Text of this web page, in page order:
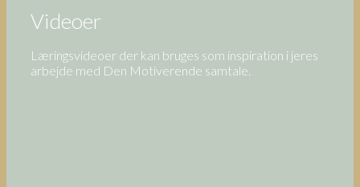
Videoer
Læringsvideoer der kan bruges som inspiration i jeres
arbejde med Den Motiverende samtale.